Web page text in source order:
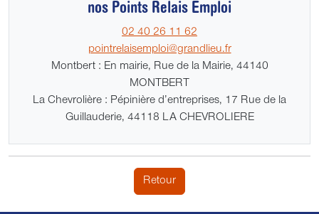
nos Points Relais Emploi
02 40 26 11 62
pointrelaisemploi@grandlieu.fr
Montbert : En mairie, Rue de la Mairie, 44140
MONTBERT
La Chevrolière : Pépinière d’entreprises, 17 Rue de la
Guillauderie, 44118 LA CHEVROLIERE
Retour